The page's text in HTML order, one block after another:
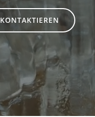
KONTAKTIEREN